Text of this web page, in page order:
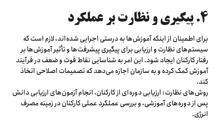
۴. پیگیری و نظارت بر عملکرد
برای اطمینان از اینکه آموزش‌ها به درستی اجرایی شده‌اند، لازم است که
سیستم‌های نظارت و ارزیابی برای پیگیری پیشرفت‌ها و تأثیر آموزش‌ها بر
رفتار کارکنان ایجاد شود. این امر به شناسایی نقاط قوت و ضعف در فرآیند
آموزش کمک کرده و به سازمان اجازه می‌دهد که تصمیمات اصلاحی اتخاذ
کند.
روش‌های نظارت: ارزیابی دوره‌ای از کارکنان، انجام آزمون‌های ارزیابی دانش
پس از دوره‌های آموزشی، و بررسی عملکرد عملی کارکنان در زمینه مصرف
انرژی.